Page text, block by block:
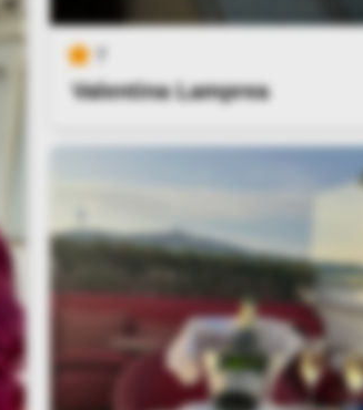
Valentina Lamprea